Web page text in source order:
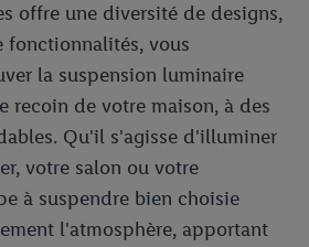
offre une diversité de designs,
fonctionnalités, vous
la suspension luminaire
recoin de votre maison, à des
Qu'il s'agisse d'illuminer
votre salon ou votre
à suspendre bien choisie
l'atmosphère, apportant